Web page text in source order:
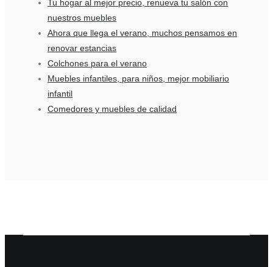
Tu hogar al mejor precio, renueva tu salón con
nuestros muebles
Ahora que llega el verano, muchos pensamos en
renovar estancias
Colchones para el verano
Muebles infantiles, para niños, mejor mobiliario
infantil
Comedores y muebles de calidad